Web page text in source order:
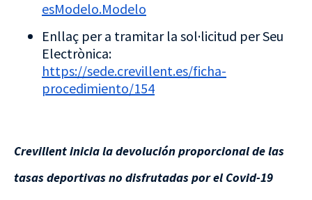
esModelo.Modelo
Enllaç per a tramitar la sol·licitud per Seu
Electrònica:
https://sede.crevillent.es/ficha-
procedimiento/154
Crevillent inicia la devolución proporcional de las
tasas deportivas no disfrutadas por el Covid-19